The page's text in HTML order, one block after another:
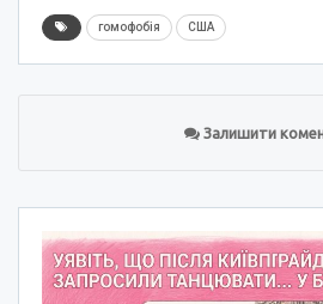
гомофобія США
Залишити